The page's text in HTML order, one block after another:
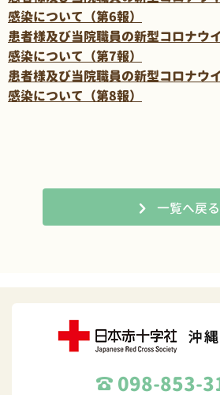
感染について（第6報）
患者様及び当院職員の新型コロナウ
感染について（第7報）
患者様及び当院職員の新型コロナウ
感染について（第8報）
一覧へ戻る
098-853-